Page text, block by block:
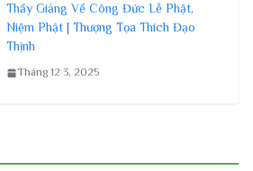
Thầy Giảng Về Công Đức Lễ Phật,
Niệm Phật | Thượng Tọa Thích Đạo
Thịnh
Tháng 12 3, 2025